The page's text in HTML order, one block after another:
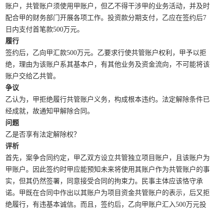
账户，共管账户须使用甲账户，但乙不得干涉甲的业务活动，并及时
配合甲的财务部门开展各项工作。投资款分期支付，乙应在签约后7
日内支付首笔款500万元。
履行
签约后，乙向甲汇款500万元。乙要求行使共管账户权利，甲予以拒
绝，理由为该账户系其基本户，有其他业务及资金流向，不可能将该
账户交给乙共管。
争议
乙认为，甲拒绝履行共管账户义务，构成根本违约。法定解除条件已
经成就，故通知甲解除合同。
问题
乙是否享有法定解除权？
评析
首先，案争合同约定，甲乙双方设立共管独立项目账户，且该账户为
甲账户。因此签约时甲应能预知未来将使用其账户作为共管账户的事
实，但其仍然签署，同意接受合同的拘束力。民事主体应该恪守承
诺。甲既在合同中作出以其账户为项目资金共管账户的表示，后又拒
绝履行，有违基本诚信。而且，签约后，乙向甲账户汇入500万元投